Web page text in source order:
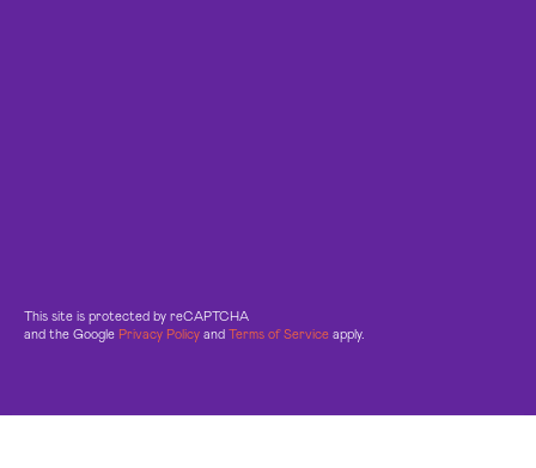
This site is protected by reCAPTCHA
and the Google Privacy Policy and Terms of Service apply.